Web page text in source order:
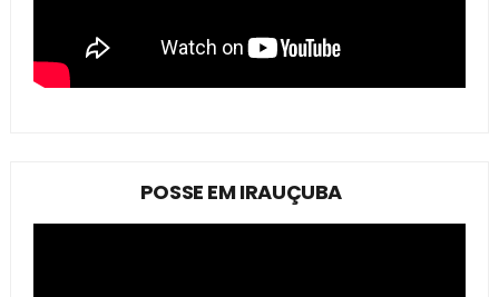
POSSE EM IRAUÇUBA